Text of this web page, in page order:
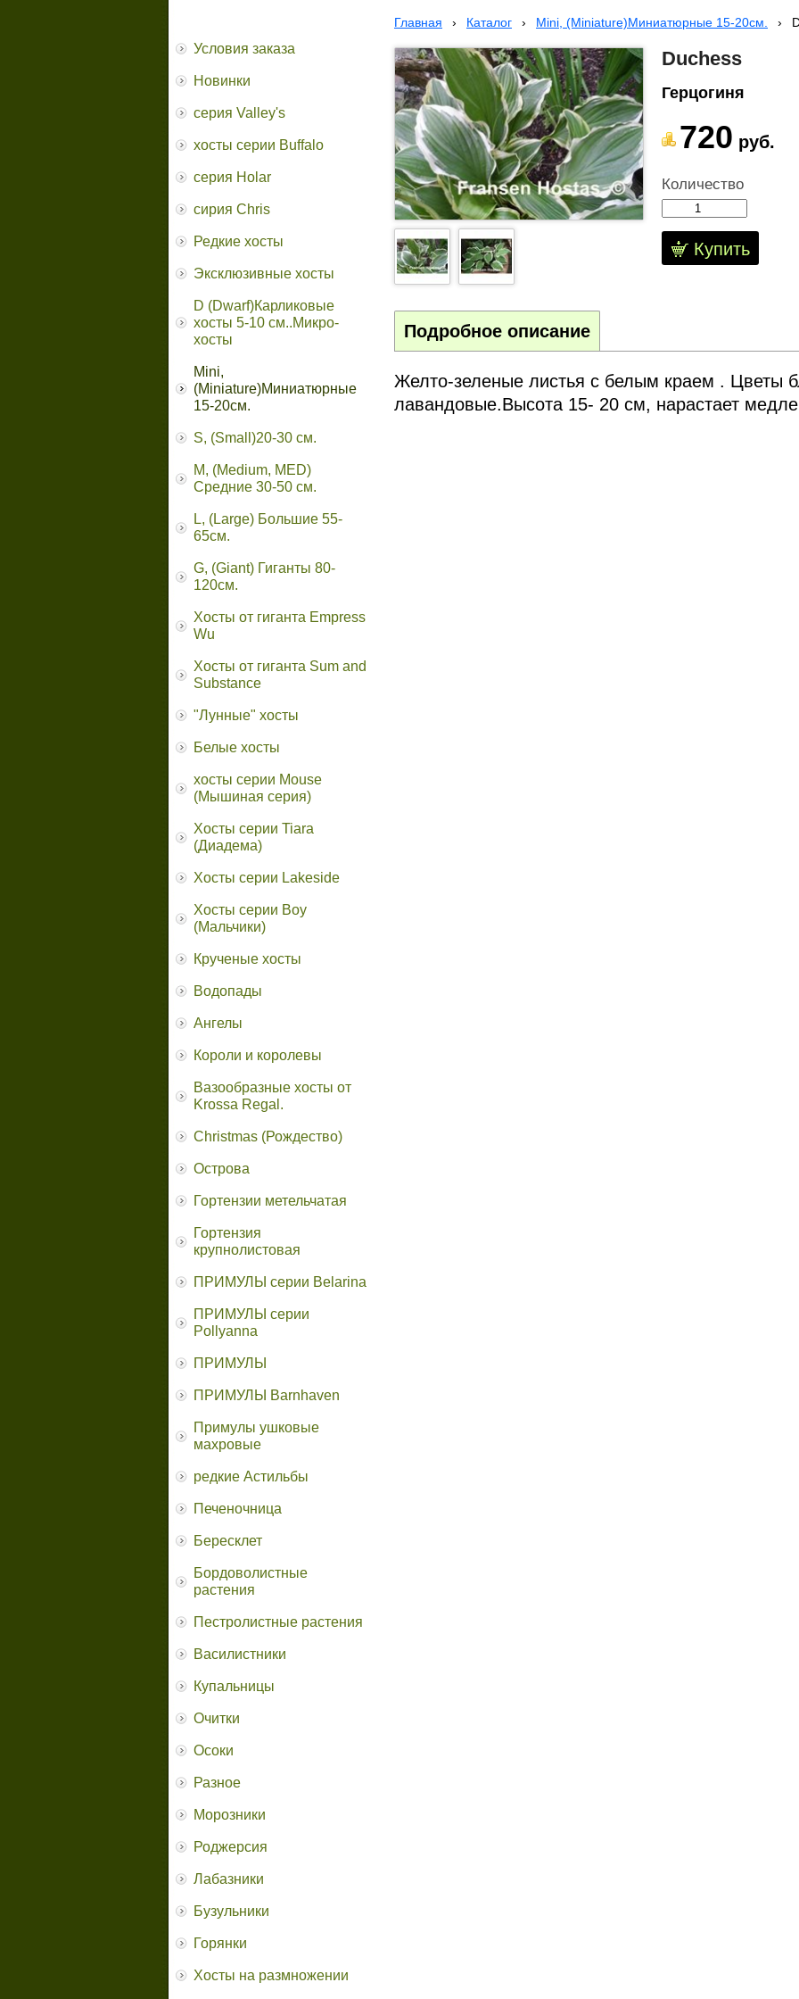
Условия заказа
Новинки
серия Valley's
хосты серии Buffalo
серия Holar
сирия Chris
Редкие хосты
Эксклюзивные хосты
D (Dwarf)Карликовые
хосты 5-10 см..Микро-
хосты
Mini,
(Miniature)Миниатюрные
15-20см.
S, (Small)20-30 см.
M, (Medium, MED)
Средние 30-50 см.
L, (Large) Большие 55-
65cм.
G, (Giant) Гиганты 80-
120см.
Хосты от гиганта Empress
Wu
Хосты от гиганта Sum and
Substance
"Лунные" хосты
Белые хосты
хосты серии Mouse
(Мышиная серия)
Хосты серии Tiara
(Диадема)
Хосты серии Lakeside
Хосты серии Boy
(Мальчики)
Крученые хосты
Водопады
Ангелы
Короли и королевы
Вазообразные хосты от
Krossa Regal.
Christmas (Рождество)
Острова
Гортензии метельчатая
Гортензия
крупнолистовая
ПРИМУЛЫ серии Belarina
ПРИМУЛЫ серии
Pollyanna
ПРИМУЛЫ
ПРИМУЛЫ Barnhaven
Примулы ушковые
махровые
редкие Астильбы
Печеночница
Бересклет
Бордоволистные
растения
Пестролистные растения
Василистники
Купальницы
Очитки
Осоки
Разное
Морозники
Роджерсия
Лабазники
Бузульники
Горянки
Хосты на размножении
Главная › Каталог › Mini, (Miniature)Миниатюрные 15-20см. ›
Duchess
Герцогиня
720 руб.
Количество
Купить
Подробное описание
Желто-зеленые листья с белым краем . Цветы
лавандовые.Высота 15- 20 см, нарастает